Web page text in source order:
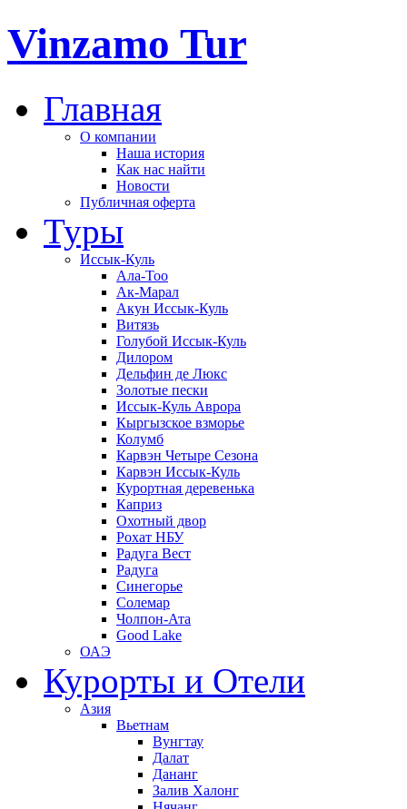
Vinzamo Tur
Главная
О компании
Наша история
Как нас найти
Новости
Публичная оферта
Туры
Иссык-Куль
Ала-Тоо
Ак-Марал
Акун Иссык-Куль
Витязь
Голубой Иссык-Куль
Дилором
Дельфин де Люкс
Золотые пески
Иссык-Куль Аврора
Кыргызское взморье
Колумб
Карвэн Четыре Сезона
Карвэн Иссык-Куль
Курортная деревенька
Каприз
Охотный двор
Рохат НБУ
Радуга Вест
Радуга
Синегорье
Солемар
Чолпон-Ата
Good Lake
ОАЭ
Курорты и Отели
Азия
Вьетнам
Вунгтау
Далат
Дананг
Залив Халонг